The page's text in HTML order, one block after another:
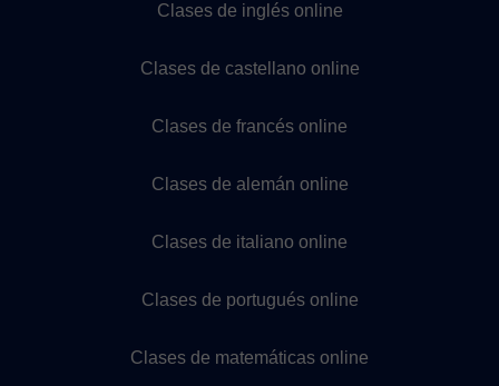
Clases de inglés online
Clases de castellano online
Clases de francés online
Clases de alemán online
Clases de italiano online
Clases de portugués online
Clases de matemáticas online